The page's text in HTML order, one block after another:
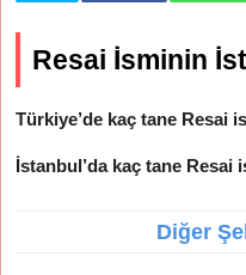
Resai İsminin
Türkiye’de kaç tane Resai
İstanbul’da kaç tane Resai
Diğer